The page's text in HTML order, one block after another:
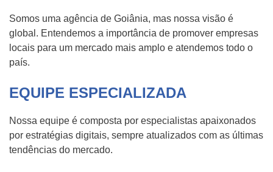
Somos uma agência de Goiânia, mas nossa visão é
global. Entendemos a importância de promover empresas
locais para um mercado mais amplo e atendemos todo o
país.
EQUIPE ESPECIALIZADA
Nossa equipe é composta por especialistas apaixonados
por estratégias digitais, sempre atualizados com as últimas
tendências do mercado.